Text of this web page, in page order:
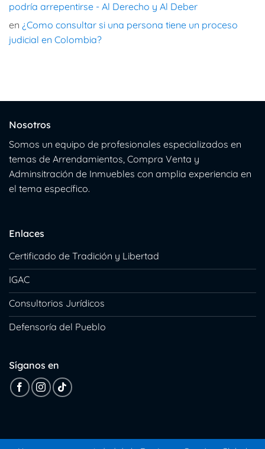
podría arrepentirse - Al Derecho y Al Deber
en ¿Como consultar si una persona tiene un proceso
judicial en Colombia?
Nosotros
Somos un equipo de profesionales especializados en
temas de Arrendamientos, Compra Venta y
Adminsitración de Inmuebles con amplia experiencia en
el tema específico.
Enlaces
Certificado de Tradición y Libertad
IGAC
Consultorios Jurídicos
Defensoría del Pueblo
Síganos en